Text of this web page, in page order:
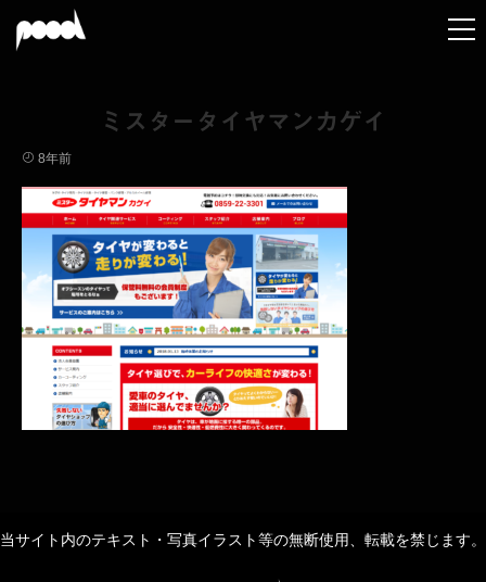
ミスタータイヤマンカゲイ
8年前
当サイト内のテキスト・写真イラスト等の無断使用、転載を禁じます。